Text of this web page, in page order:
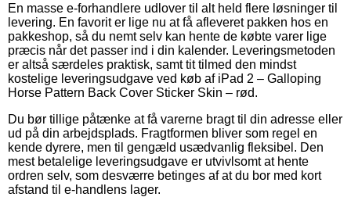
En masse e-forhandlere udlover til alt held flere løsninger til
levering. En favorit er lige nu at få afleveret pakken hos en
pakkeshop, så du nemt selv kan hente de købte varer lige
præcis når det passer ind i din kalender. Leveringsmetoden
er altså særdeles praktisk, samt tit tilmed den mindst
kostelige leveringsudgave ved køb af iPad 2 – Galloping
Horse Pattern Back Cover Sticker Skin – rød.
Du bør tillige påtænke at få varerne bragt til din adresse eller
ud på din arbejdsplads. Fragtformen bliver som regel en
kende dyrere, men til gengæld usædvanlig fleksibel. Den
mest betalelige leveringsudgave er utvivlsomt at hente
ordren selv, som desværre betinges af at du bor med kort
afstand til e-handlens lager.